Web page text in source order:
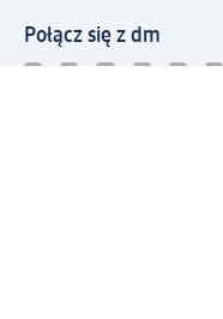
Połącz się z dm